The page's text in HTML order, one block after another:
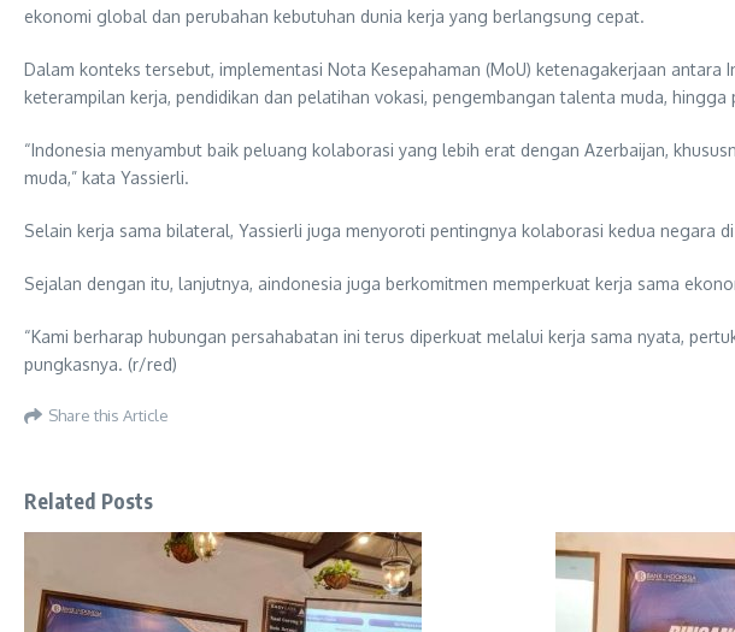
ekonomi global dan perubahan kebutuhan dunia kerja yang berlangsung cepat.
Dalam konteks tersebut, implementasi Nota Kesepahaman (MoU) ketenagakerjaan
keterampilan kerja, pendidikan dan pelatihan vokasi, pengembangan talenta muda,
“Indonesia menyambut baik peluang kolaborasi yang lebih erat dengan Azerbaijan,
muda,” kata Yassierli.
Selain kerja sama bilateral, Yassierli juga menyoroti pentingnya kolaborasi kedua negara
Sejalan dengan itu, lanjutnya, aindonesia juga berkomitmen memperkuat kerja sama
“Kami berharap hubungan persahabatan ini terus diperkuat melalui kerja sama nyata,
pungkasnya. (r/red)
Share this Article
Related Posts